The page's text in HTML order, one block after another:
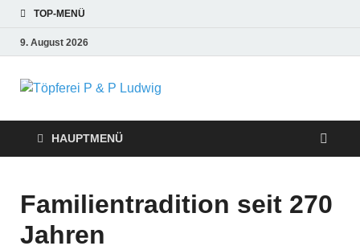
TOP-MENÜ
9. August 2026
HAUPTMENÜ
Familientradition seit 270
Jahren